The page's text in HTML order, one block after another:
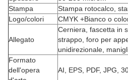
Stampa
Stampa rotocalco,
Logo/colori
CMYK +Bianco o
Allegato
Cerniera, fascetta in
strappo, foro per
unidirezionale,
Formato
dell'opera
AI, EPS, PDF, JPG,